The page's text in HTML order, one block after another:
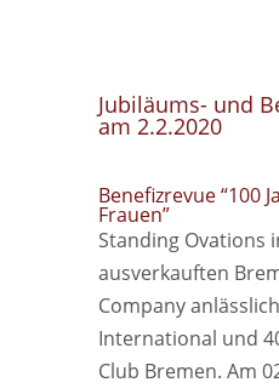
Jubiläums- und
am 2.2.2020
Benefizrevue “100
Frauen”
Standing Ovations
ausverkauften
Company
International und
Club Bremen. Am